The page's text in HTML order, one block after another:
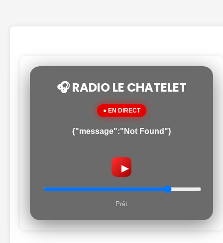
🎧 RADIO LE CHATELET
● EN DIRECT
{"message":"Not Found"}
▶
Prêt